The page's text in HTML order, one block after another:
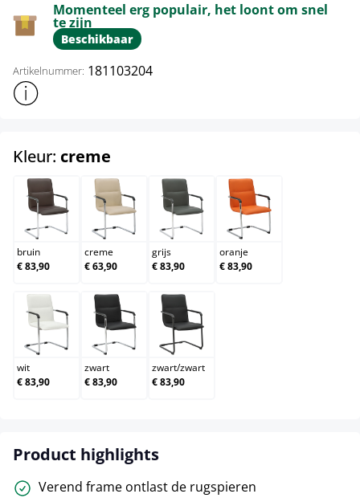
Momenteel erg populair, het loont om snel
te zijn
Beschikbaar
Artikelnummer: 181103204
Toon meer productinformatie
Kleur: creme
bruin
bruin
€ 83,90
creme
creme
€ 63,90
grijs
grijs
€ 83,90
oranje
oranje
€ 83,90
wit
wit
€ 83,90
zwart
zwart
€ 83,90
zwart/zwart
zwart/zwart
€ 83,90
Product highlights
Verend frame ontlast de rugspieren